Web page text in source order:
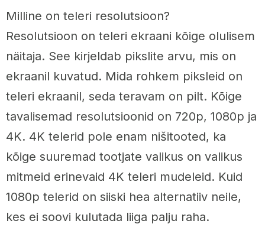
Milline on teleri resolutsioon?
Resolutsioon on teleri ekraani kõige olulisem
näitaja. See kirjeldab pikslite arvu, mis on
ekraanil kuvatud. Mida rohkem piksleid on
teleri ekraanil, seda teravam on pilt. Kõige
tavalisemad resolutsioonid on 720p, 1080p ja
4K. 4K telerid pole enam nišitooted, ka
kõige suuremad tootjate valikus on valikus
mitmeid erinevaid 4K teleri mudeleid. Kuid
1080p telerid on siiski hea alternatiiv neile,
kes ei soovi kulutada liiga palju raha.